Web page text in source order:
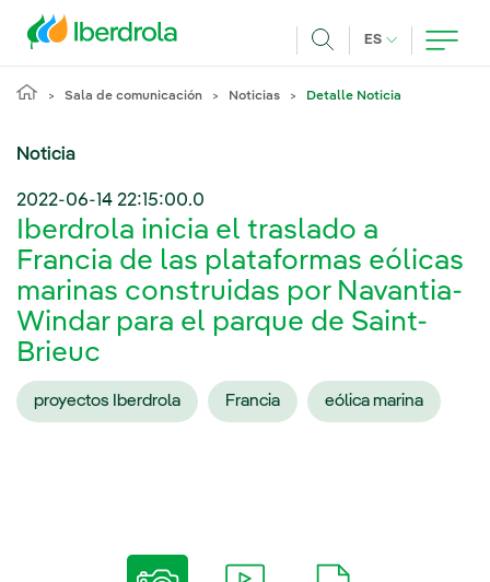
ES IDIOMA
Sala de comunicación Noticias Detalle Noticia
Noticia
2022-06-14 22:15:00.0
Iberdrola inicia el traslado a
Francia de las plataformas eólicas
marinas construidas por Navantia-
Windar para el parque de Saint-
Brieuc
proyectos Iberdrola Francia eólica marina